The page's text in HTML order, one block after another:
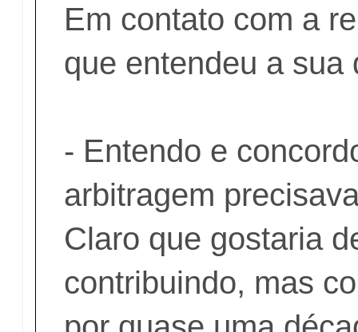
Em contato com a
que entendeu a sua
- Entendo e
arbitragem
Claro que gostaria
contribuindo, mas